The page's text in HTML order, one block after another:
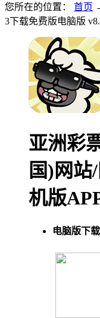
您所在的位置： 首页
3下载免费版电脑版
亚洲彩
国)网站
机版
电脑版下载